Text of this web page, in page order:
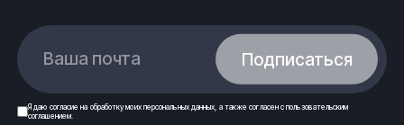
Ваша почта Подписаться
Я даю согласие на обработку моих персональных данных , а также согласен спользовательским
соглашением.